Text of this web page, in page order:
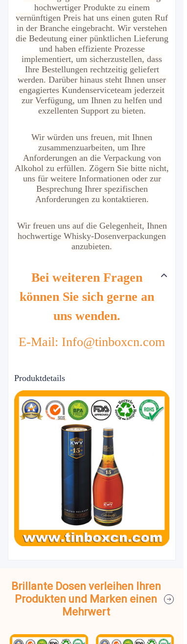
hochwertiger Produkte zu einem
vernünftigen Preis hat uns einen guten Ruf
in der Branche eingebracht. Wir verstehen
die Bedeutung einer pünktlichen Lieferung
und haben effiziente Prozesse
implementiert, um sicherzustellen, dass
Ihre Bestellungen rechtzeitig geliefert
werden. Darüber hinaus steht Ihnen unser
engagiertes Kundenserviceteam jederzeit
zur Verfügung, um Ihnen zu helfen und
exzellenten Support zu bieten.
Wir würden uns freuen, mit Ihnen
zusammenzuarbeiten, um Ihre
Anforderungen an die Verpackung von
Alkohol zu erfüllen. Zögern Sie bitte nicht,
uns für weitere Informationen oder zur
Besprechung Ihrer spezifischen
Anforderungen zu kontaktieren.
Wir freuen uns auf die Gelegenheit, Ihnen
hochwertige Whisky-Dosenverpackungen
anzubieten.
Bei weiteren Fragen
können Sie sich gerne an
uns wenden.
E-Mail: Info@tinboxcn.com
Produktdetails
Brillante Dosen verleihen Ihren
Produkten und Marken einen
Mehrwert